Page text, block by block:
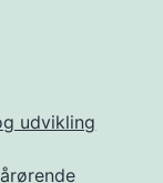
udvikling